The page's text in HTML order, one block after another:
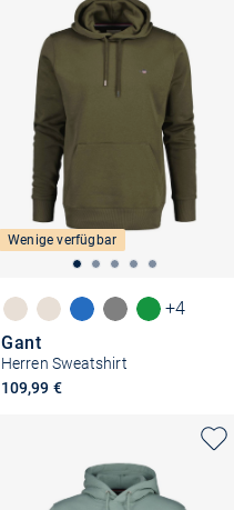
Wenige verfügbar
+4
Gant
Herren Sweatshirt
109,99 €